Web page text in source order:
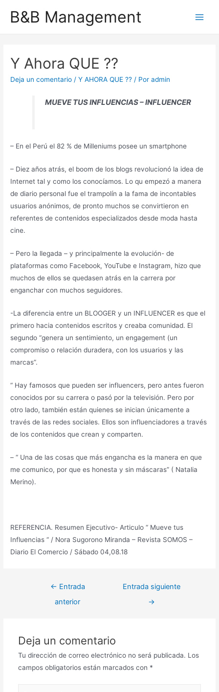
B&B Management
Y Ahora QUE ??
Deja un comentario /Y AHORA QUE ?? / Poradmin
MUEVE TUS INFLUENCIAS – INFLUENCER
– En el Perú el 82 % de Milleniums posee un smartphone
– Diez años atrás, el boom de los blogs revolucionó la idea de
Internet tal y como los conocíamos. Lo qu empezó a manera
de diario personal fue el trampolín a la fama de incontables
usuarios anónimos, de pronto muchos se convirtieron en
referentes de contenidos especializados desde moda hasta
cine.
– Pero la llegada – y principalmente la evolución- de
plataformas como Facebook, YouTube e Instagram, hizo que
muchos de ellos se quedasen atrás en la carrera por
enganchar con muchos seguidores.
-La diferencia entre un BLOOGER y un INFLUENCER es que el
primero hacia contenidos escritos y creaba comunidad. El
segundo “genera un sentimiento, un engagement (un
compromiso o relación duradera, con los usuarios y las
marcas”.
“ Hay famosos que pueden ser influencers, pero antes fueron
conocidos por su carrera o pasó por la televisión. Pero por
otro lado, también están quienes se inician únicamente a
través de las redes sociales. Ellos son influenciadores a través
de los contenidos que crean y comparten.
– “ Una de las cosas que más engancha es la manera en que
me comunico, por que es honesta y sin máscaras” ( Natalia
Merino).
REFERENCIA. Resumen Ejecutivo- Articulo “ Mueve tus
Influencias “ / Nora Sugorono Miranda – Revista SOMOS –
Diario El Comercio / Sábado 04,08.18
Navegación
← Entrada
anterior
Entrada siguiente
→
Deja un comentario
Tu dirección de correo electrónico no será publicada. Los
campos obligatorios están marcados con *